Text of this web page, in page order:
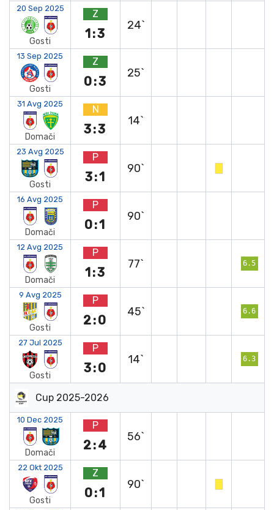
20 Sep 2025
Gosti
Z
1:3
24`
13 Sep 2025
Gosti
Z
0:3
25`
31 Avg 2025
Domači
N
3:3
14`
23 Avg 2025
Gosti
P
3:1
90`
16 Avg 2025
Domači
P
0:1
90`
12 Avg 2025
Domači
P
1:3
77` 6.5
9 Avg 2025
Gosti
P
2:0
45` 6.6
27 Jul 2025
Gosti
P
3:0
14` 6.3
Cup 2025-2026
10 Dec 2025
Domači
P
2:4
56`
22 Okt 2025
Gosti
Z
0:1
90`